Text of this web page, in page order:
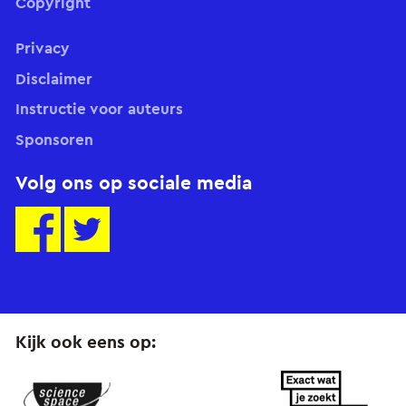
Volg ons op sociale media
Privacy
Disclaimer
Instructie voor auteurs
Sponsoren
Kijk ook eens op: